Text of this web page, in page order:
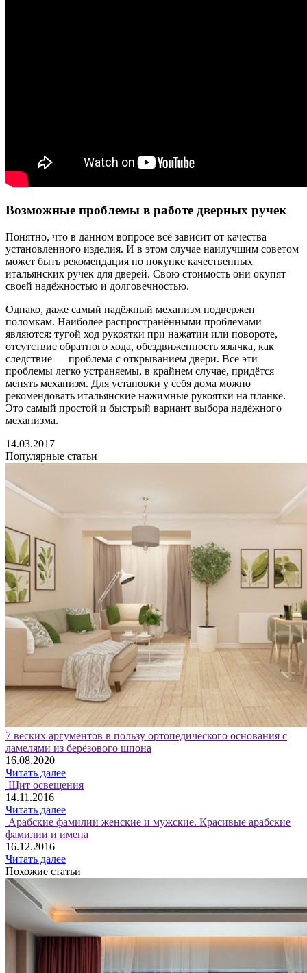
Возможные проблемы в работе дверных ручек
Понятно, что в данном вопросе всё зависит от качества
установленного изделия. И в этом случае наилучшим советом
может быть рекомендация по покупке качественных
итальянских ручек для дверей. Свою стоимость они окупят
своей надёжностью и долговечностью.
Однако, даже самый надёжный механизм подвержен
поломкам. Наиболее распространёнными проблемами
являются: тугой ход рукоятки при нажатии или повороте,
отсутствие обратного хода, обездвиженность язычка, как
следствие — проблема с открыванием двери. Все эти
проблемы легко устраняемы, в крайнем случае, придётся
менять механизм. Для установки у себя дома можно
рекомендовать итальянские нажимные рукоятки на планке.
Это самый простой и быстрый вариант выбора надёжного
механизма.
14.03.2017
Популярные статьи
7 веских аргументов в пользу ортопедического основания с
ламелями из берёзового шпона
16.08.2020
Читать далее
Щит освещения
14.11.2016
Читать далее
Арабские фамилии женские и мужские. Красивые арабские
фамилии и имена
16.12.2016
Читать далее
Похожие статьи